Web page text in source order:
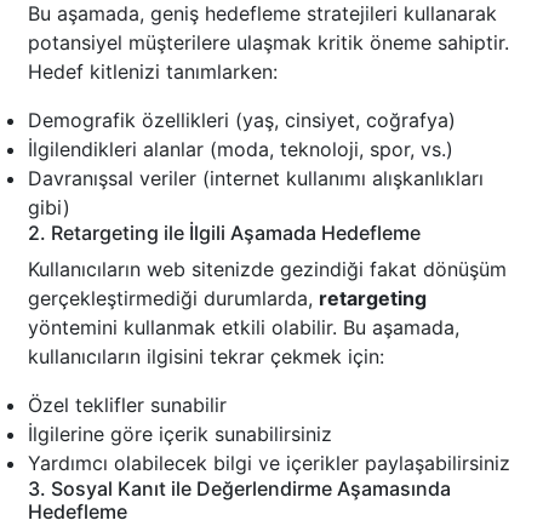
Bu aşamada, geniş hedefleme stratejileri kullanarak
potansiyel müşterilere ulaşmak kritik öneme sahiptir.
Hedef kitlenizi tanımlarken:
Demografik özellikleri (yaş, cinsiyet, coğrafya)
İlgilendikleri alanlar (moda, teknoloji, spor, vs.)
Davranışsal veriler (internet kullanımı alışkanlıkları
gibi)
2. Retargeting ile İlgili Aşamada Hedefleme
Kullanıcıların web sitenizde gezindiği fakat dönüşüm
gerçekleştirmediği durumlarda, retargeting
yöntemini kullanmak etkili olabilir. Bu aşamada,
kullanıcıların ilgisini tekrar çekmek için:
Özel teklifler sunabilir
İlgilerine göre içerik sunabilirsiniz
Yardımcı olabilecek bilgi ve içerikler paylaşabilirsiniz
3. Sosyal Kanıt ile Değerlendirme Aşamasında
Hedefleme